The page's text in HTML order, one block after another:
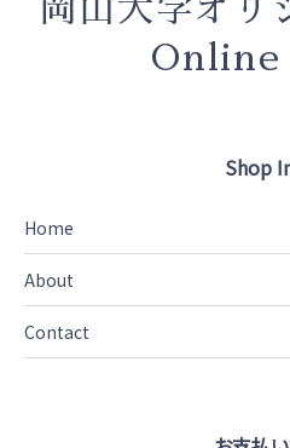
岡山大学オリ
Online
Shop
Home
About
Contact